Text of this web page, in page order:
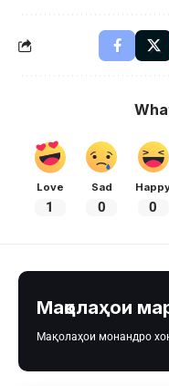
Love
1
Sad
0 0
Мақолаҳои
Мақолаҳои монандро